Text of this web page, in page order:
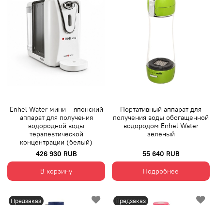
Enhel Water мини – японский
аппарат для получения
водородной воды
терапевтической
концентрации (белый)
426 930 RUB
В корзину
Портативный аппарат для
получения воды обогащенной
водородом Enhel Water
зеленый
55 640 RUB
Подробнее
Предзаказ Предзаказ